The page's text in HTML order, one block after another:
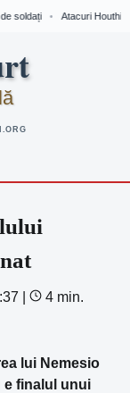
soldați Atacuri Houthi
4 min.
lui Nemesio
e finalul unui